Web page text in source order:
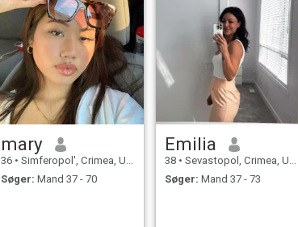
mary
36 • Simferopol', Crimea, Ukraine
Søger: Mand 37 - 70
Emilia
38 • Sevastopol, Crimea, Ukraine
Søger: Mand 37 - 73